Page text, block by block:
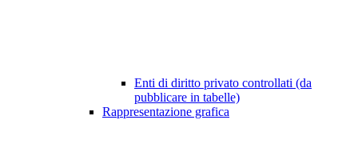
Enti di diritto privato controllati (da
pubblicare in tabelle)
Rappresentazione grafica